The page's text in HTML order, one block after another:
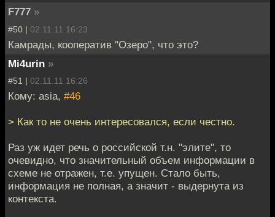
F777 »
#50 | 02.11.11 16:23
Камрады, кооператив "Озеро", что это?
Mi4urin »
#51 | 02.11.11 16:26
Кому: asia, #46
> Как то не очень интересовался, если честно.
Раз уж идет речь о российской т.н. "элите", то
очевидно, что значительный объем информации в
схеме не отражен, т.е. упущен. Стало быть,
информация не полная, а значит - выдернута из
контекста.